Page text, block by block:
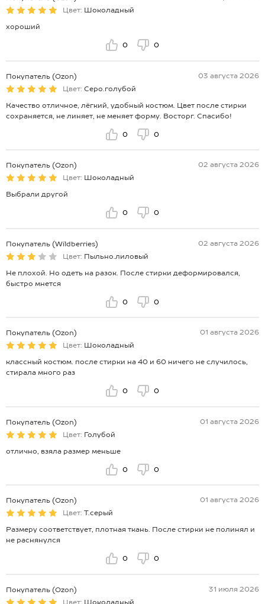
Цвет: Шоколадный
хороший
0 0
Покупатель (Ozon)
03 августа 2026
Цвет: Серо.голубой
Качество отличное, лёгкий, удобный костюм. Цвет после стирки
сохраняется, не линяет, не меняет форму. Восторг. Спасибо!
0 0
Покупатель (Ozon)
02 августа 2026
Цвет: Шоколадный
Выбрали другой
0 0
Покупатель (Wildberries)
02 августа 2026
Цвет: Пыльно.лиловый
Не плохой. Но одеть на разок. После стирки деформировался,
быстро мнется
0 0
Покупатель (Ozon)
01 августа 2026
Цвет: Шоколадный
классный костюм. после стирки на 40 и 60 ничего не случилось,
стирала много раз
0 0
Покупатель (Ozon)
01 августа 2026
Цвет: Голубой
отлично, взяла размер меньше
0 0
Покупатель (Ozon)
01 августа 2026
Цвет: Т.серый
Размеру соответствует, плотная ткань. После стирки не полинял и
не раснянулся
0 0
Покупатель (Ozon)
31 июля 2026
Цвет: Шоколадный